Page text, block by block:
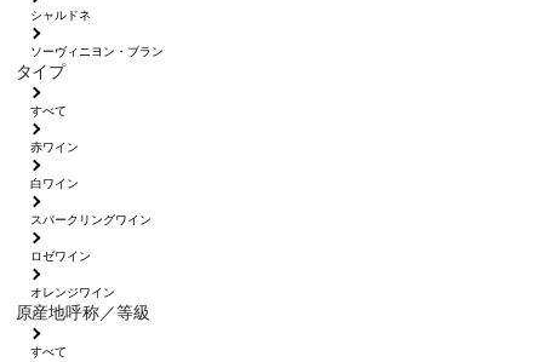
シャルドネ
ソーヴィニヨン・ブラン
タイプ
すべて
赤ワイン
白ワイン
スパークリングワイン
ロゼワイン
オレンジワイン
原産地呼称／等級
すべて